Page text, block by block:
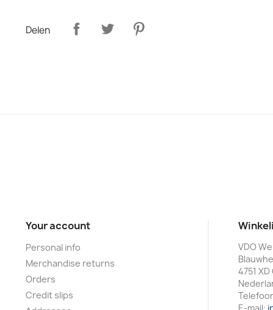
Delen
Your account
Personal info
Merchandise returns
Orders
Credit slips
VDO
4751